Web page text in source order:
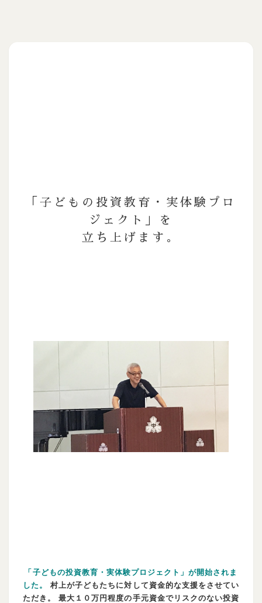
「子どもの投資教育・実体験プロ
ジェクト」を
立ち上げます。
「子どもの投資教育・実体験プロジェクト」が開始されま
した。
村上が子どもたちに対して資金的な支援をさせてい
ただき。
最大１０万円程度の手元資金でリスクのない投資